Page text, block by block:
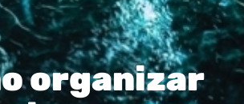
organizar